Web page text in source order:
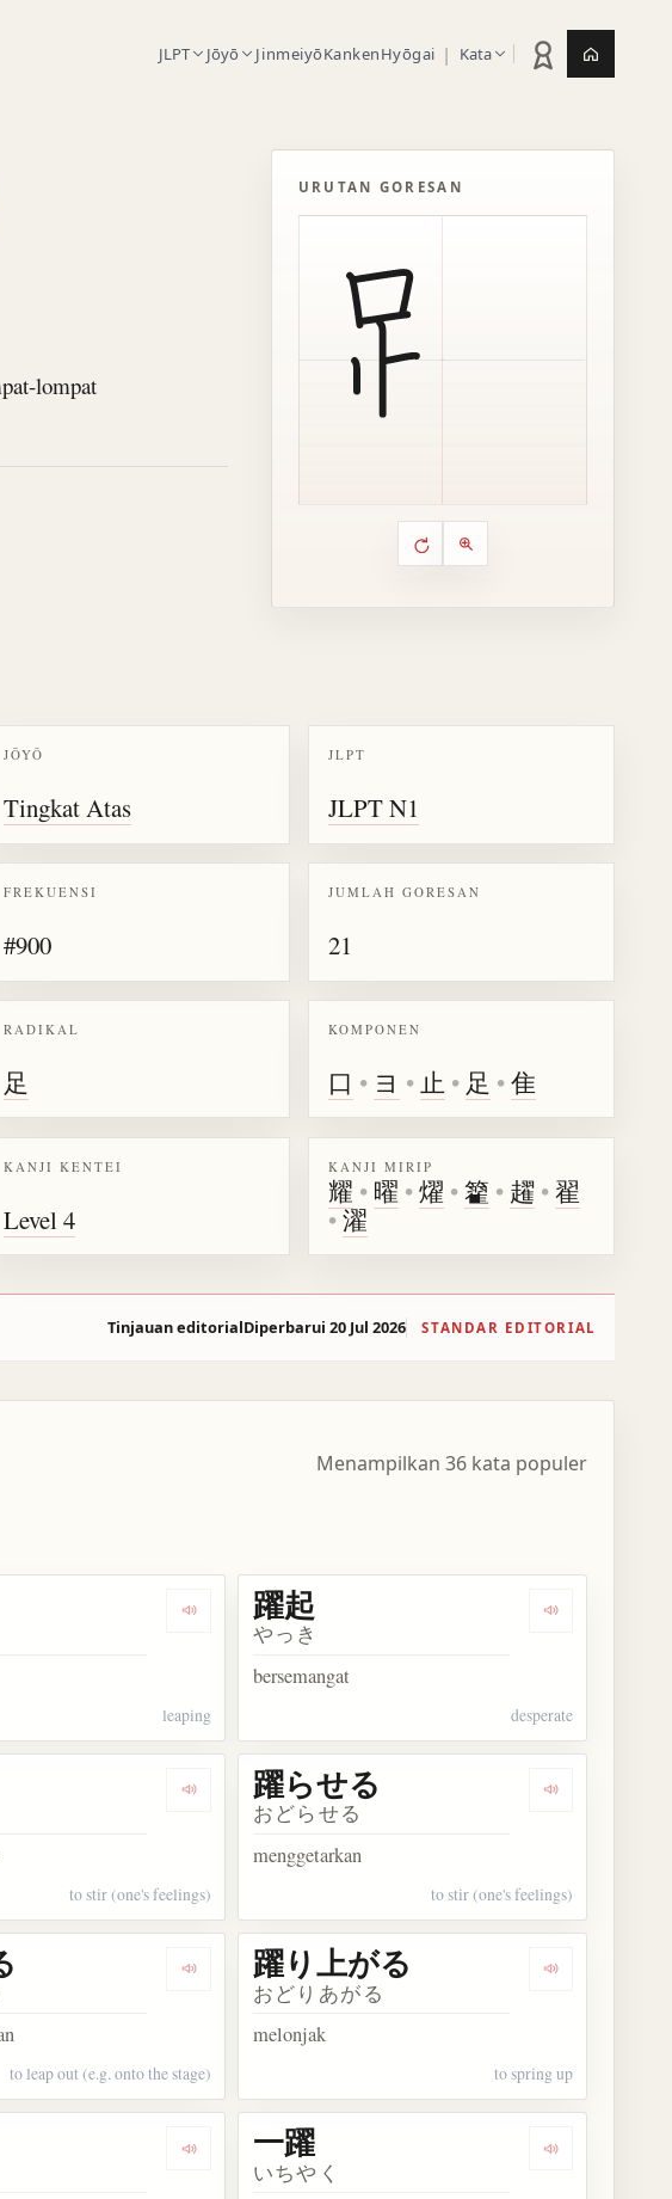
JLPT Jōyō JinmeiyōKankenHyōgai | Kata Statistik latihan
lompat
URUTAN GORESAN
Kontrol animasi urutan
Putar ulang animasi
Perbesar animasi
bacaan untuk kanji 躍
JŌYŌ
Tingkat Atas
JLPT
JLPT N1
FREKUENSI
#900
JUMLAH GORESAN
21
RADIKAL
足
KOMPONEN
口 • ヨ •止 • 足 •隹
KANJI KENTEI
Level 4
KANJI MIRIP
耀 • 曜 •燿 •籊 • 趯 •翟
•濯
Tinjauan editorialDiperbarui 20 Jul 2026 STANDAR EDITORIAL
Menampilkan 36 kata populer
Dengarkan kosakata 躍り
leaping
Dengarkan
躍起
やっき
bersemangat
desperate
Dengarkan kosakata 躍らす
to stir (one's feelings)
Dengarkan
躍らせる
おどらせる
menggetarkan
to stir (one's feelings)
込む Dengarkan kosakata 躍り出る
to leap out (e.g. onto the stage)
Dengarkan
躍り上がる
おどりあがる
melonjak
to spring up
Dengarkan kosakata 跳躍 Dengarkan
一躍
いちやく